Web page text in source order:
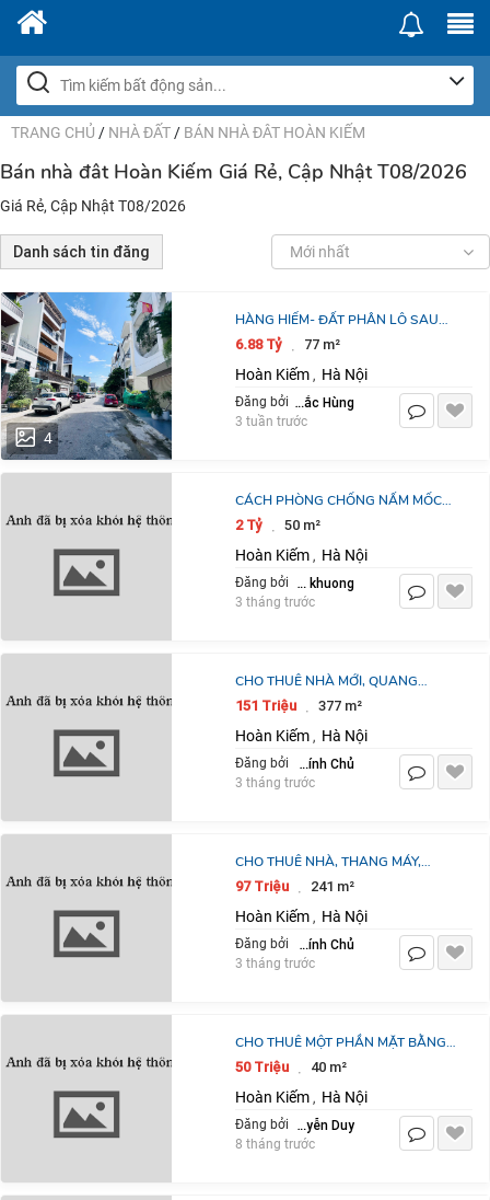
TRANG CHỦ / NHÀ ĐẤT / BÁN NHÀ ĐÂT HOÀN KIẾM
Bán nhà đât Hoàn Kiếm Giá Rẻ, Cập Nhật T08/2026
Giá Rẻ, Cập Nhật T08/2026
Danh sách tin đăng Mới nhất
4
HÀNG HIẾM- ĐẤT PHÂN LÔ SAU
QUẬN UỶ HỒNG BÀNG 76M2- CHỈ
6.88 Tỷ · 77 m²
Hoàn Kiếm , Hà Nội
Đăng bởi Lê Đắc Hùng
3 tuần trước
CÁCH PHÒNG CHỐNG NẤM MỐC
TRÊN MÁI NGÓI NHỰA
2 Tỷ · 50 m²
Hoàn Kiếm , Hà Nội
Đăng bởi nguyen van khuong
3 tháng trước
CHO THUÊ NHÀ MỚI, QUANG
TRUNG, THỢ NHUỘM, TRẦN QUỐC
TOẢN, 377M2X 7,5T
151 Triệu · 377 m²
Hoàn Kiếm , Hà Nội
Đăng bởi Chính Chủ
3 tháng trước
CHO THUÊ NHÀ, THANG MÁY,
241M2- 5,5T, HÀNG GAI, HÀNG
HÒM, HÀNG BÔNG
97 Triệu · 241 m²
Hoàn Kiếm , Hà Nội
Đăng bởi Chính Chủ
3 tháng trước
CHO THUÊ MỘT PHẦN MẶT BẰNG
SẢNH A25 – SỐ 19 CHẢ CÁ, HOÀN
KIẾM, HÀ NỘI
50 Triệu · 40 m²
Hoàn Kiếm , Hà Nội
Đăng bởi Nguyễn Duy
8 tháng trước